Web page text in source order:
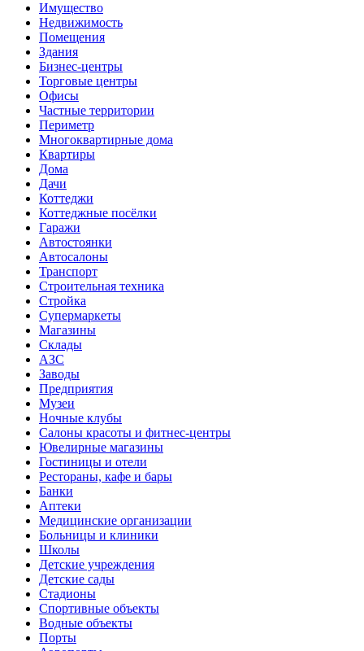
Имущество
Недвижимость
Помещения
Здания
Бизнес-центры
Торговые центры
Офисы
Частные территории
Периметр
Многоквартирные дома
Квартиры
Дома
Дачи
Коттеджи
Коттеджные посёлки
Гаражи
Автостоянки
Автосалоны
Транспорт
Строительная техника
Стройка
Супермаркеты
Магазины
Склады
АЗС
Заводы
Предприятия
Музеи
Ночные клубы
Салоны красоты и фитнес-центры
Ювелирные магазины
Гостиницы и отели
Рестораны, кафе и бары
Банки
Аптеки
Медицинские организации
Больницы и клиники
Школы
Детские учреждения
Детские сады
Стадионы
Спортивные объекты
Водные объекты
Порты